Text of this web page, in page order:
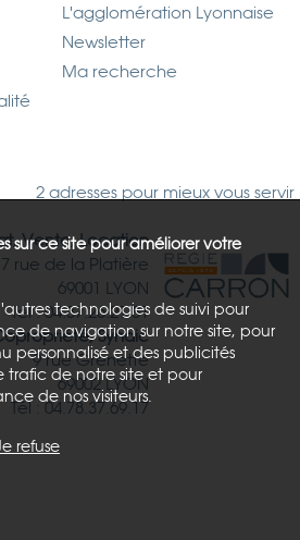
L'agglomération Lyonnaise
Newsletter
Ma recherche
2 adresses pour mieux vous servir
Vente, Location
7 rue de la Platière
69001 LYON
Tél : 04.37.26.21.81
Syndic
9 rue Grenette
69002 LYON
Tél : 04.78.37.69.17
sur ce site pour améliorer votre
technologies de suivi pour
de navigation sur notre site, pour
personnalisé et des publicités
trafic de notre site et pour
de nos visiteurs.
refuse